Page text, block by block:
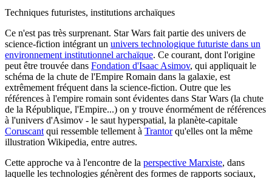
Techniques futuristes, institutions archaïques
Ce n'est pas très surprenant. Star Wars fait partie des univers de
science-fiction intégrant un univers technologique futuriste dans un
environnement institutionnel archaïque. Ce courant, dont l'origine
peut être trouvée dans Fondation d'Isaac Asimov, qui appliquait le
schéma de la chute de l'Empire Romain dans la galaxie, est
extrêmement fréquent dans la science-fiction. Outre que les
références à l'empire romain sont évidentes dans Star Wars (la chute
de la République, l'Empire...) on y trouve énormément de références
à l'univers d'Asimov - le saut hyperspatial, la planète-capitale
Coruscant qui ressemble tellement à Trantorqu'elles ont la même
illustration Wikipedia, entre autres.
Cette approche va à l'encontre de la perspective Marxiste, dans
laquelle les technologies génèrent des formes de rapports sociaux,